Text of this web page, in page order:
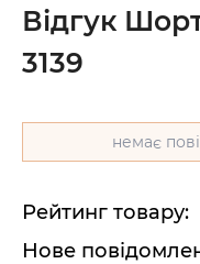
Відгук
3139
немає
Рейтинг товару:
Нове